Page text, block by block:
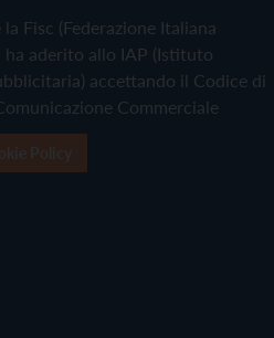
Fisc (Federazione Italiana
aderito allo IAP (Istituto
accettando il Codice di
Commerciale